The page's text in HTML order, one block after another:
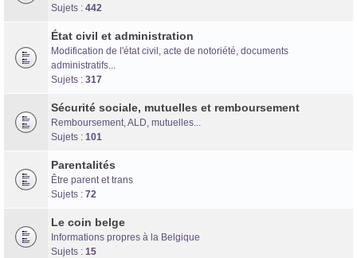
Sujets : 442
État civil et administration
Modification de l'état civil, acte de notoriété, documents
administratifs...
Sujets : 317
Sécurité sociale, mutuelles et remboursement
Remboursement, ALD, mutuelles...
Sujets : 101
Parentalités
Être parent et trans
Sujets : 72
Le coin belge
Informations propres à la Belgique
Sujets : 15